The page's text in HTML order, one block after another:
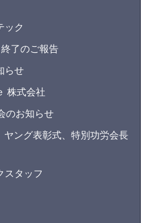
ック
了のご報告
らせ
株式会社
のお知らせ
ヤング表彰式、特別功労会長
タッフ